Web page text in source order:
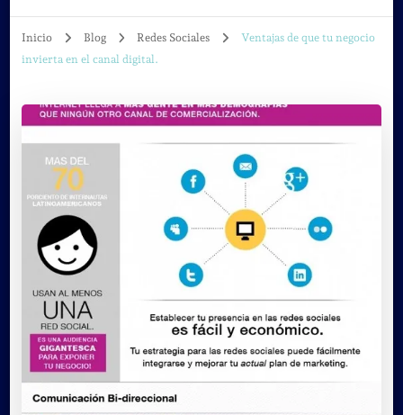
Inicio Blog Redes Sociales
Ventajas de que tu negocio
invierta en el canal digital.